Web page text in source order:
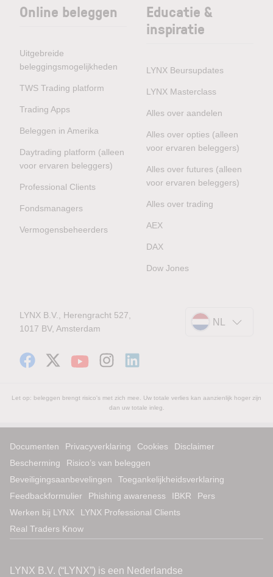
Online beleggen
Uitgebreide
beleggingsmogelijkheden
TWS Trading platform
Trading Apps
Beleggen in Amerika
Daytrading platform (alleen
voor ervaren beleggers)
Professional Clients
Fondsmanagers
Vermogensbeheerders
Educatie &
inspiratie
LYNX Beursupdates
LYNX Masterclass
Alles over aandelen
Alles over opties (alleen
voor ervaren beleggers)
Alles over futures (alleen
voor ervaren beleggers)
Alles over trading
AEX
DAX
Dow Jones
LYNX B.V., Herengracht 527,
1017 BV, Amsterdam
NL
Let op: beleggen brengt risico's met zich mee. Uw totale verlies kan aanzienlijk hoger zijn
dan uw totale inleg.
Documenten Privacyverklaring Cookies
Disclaimer
Bescherming
Risico’s van beleggen
Beveiligingsaanbevelingen
Toegankelijkheidsverklaring
Feedbackformulier
Phishing awareness IBKR
Pers
Werken bij LYNX
LYNX Professional Clients
Real Traders Know